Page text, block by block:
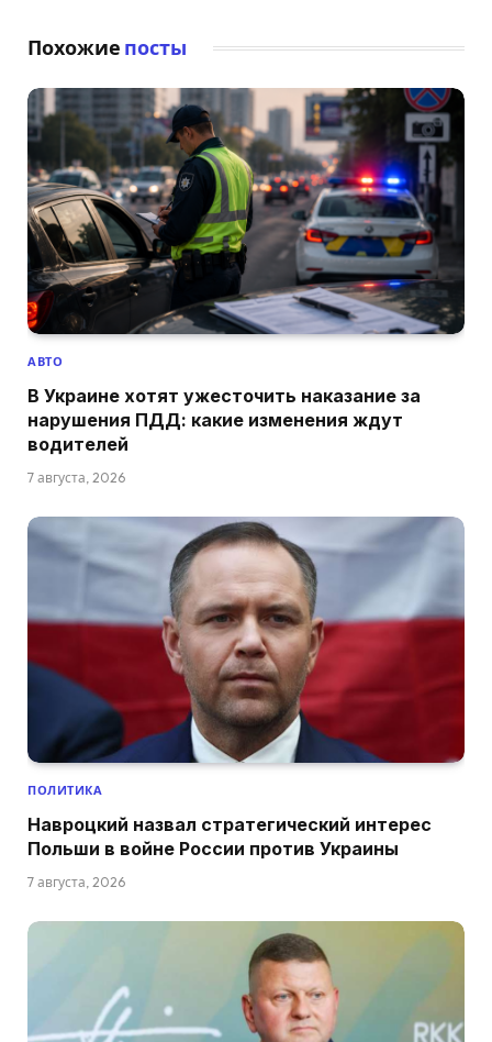
Похожие посты
АВТО
В Украине хотят ужесточить наказание за
нарушения ПДД: какие изменения ждут
водителей
7 августа, 2026
ПОЛИТИКА
Навроцкий назвал стратегический интерес
Польши в войне России против Украины
7 августа, 2026